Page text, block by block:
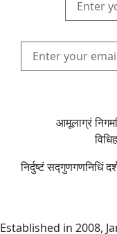
आमूलाग्रं
निर्दुष्टं सद्गुणगणनिधिं
Established in 2008,